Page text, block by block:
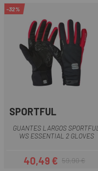
-32%
SPORTFUL
GUANTES LARGOS SPORTFUL
WS ESSENTIAL 2 GLOVES
Precio
40,49 €Precio regular
59,90 €